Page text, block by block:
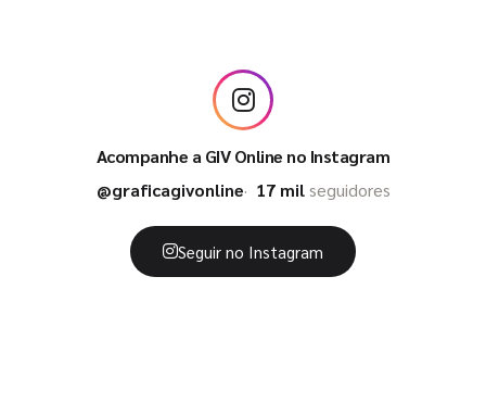
Acompanhe a GIV Online no Instagram
@graficagivonline
17 milseguidores
Seguir no Instagram